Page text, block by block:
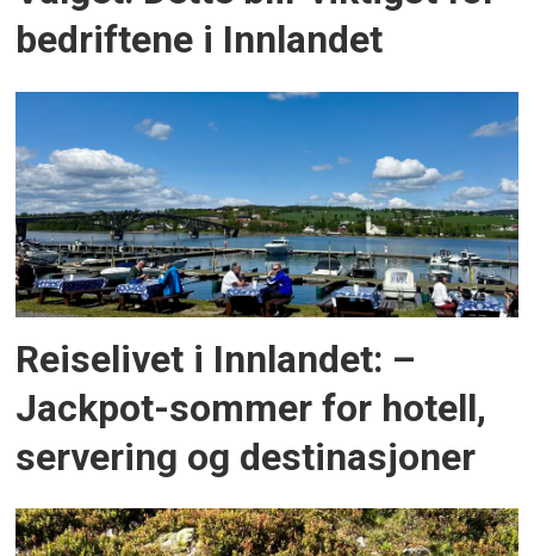
bedriftene i Innlandet
Reiselivet i Innlandet: –
Jackpot-sommer for hotell,
servering og destinasjoner